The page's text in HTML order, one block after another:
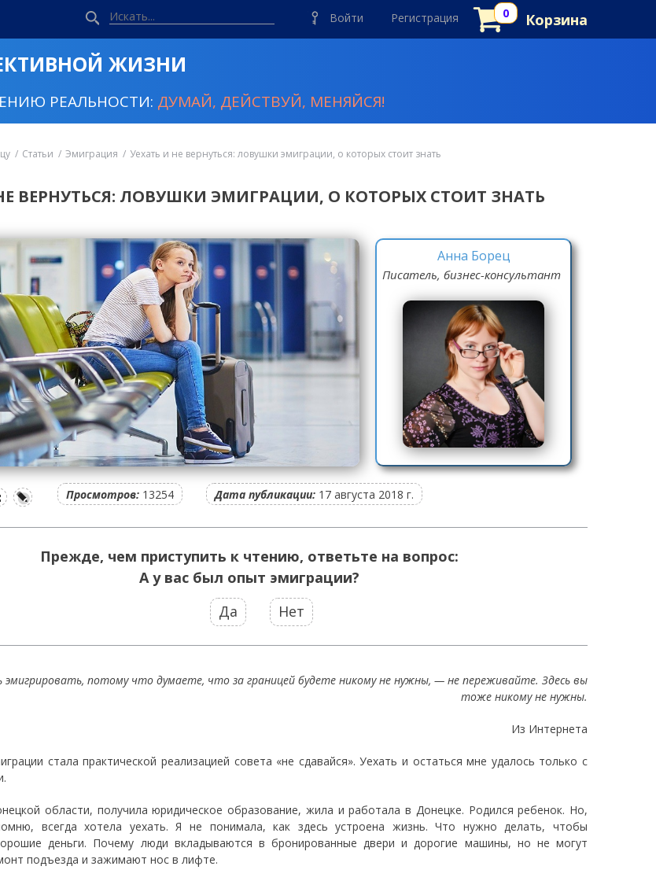
Войти Регистрация Корзина
ЖИЗНИ
РЕАЛЬНОСТИ: ДУМАЙ, ДЕЙСТВУЙ, МЕНЯЙСЯ!
Статьи Эмиграция Уехать и не вернуться: ловушки эмиграции, о которых стоит знать
ВЕРНУТЬСЯ: ЛОВУШКИ ЭМИГРАЦИИ, О КОТОРЫХ СТОИТ ЗНАТЬ
Анна Борец
Писатель, бизнес-консультант
Просмотров: 13254 Дата публикации: 17 августа 2018 г.
Прежде, чем приступить к чтению, ответьте на вопрос:
А у вас был опыт эмиграции?
Да
Нет
эмигрировать, потому что думаете, что за границей будете никому не нужны, — не переживайте. Здесь вы
тоже никому не нужны.
Из Интернета
стала практической реализацией совета «не сдавайся». Уехать и остаться мне удалось только с
области, получила юридическое образование, жила и работала в Донецке. Родился ребенок. Но,
всегда хотела уехать. Я не понимала, как здесь устроена жизнь. Что нужно делать, чтобы
деньги. Почему люди вкладываются в бронированные двери и дорогие машины, но не могут
подъезда и зажимают нос в лифте.